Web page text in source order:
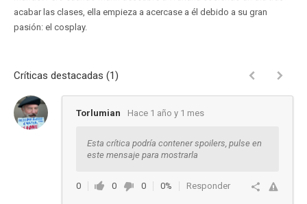
acabar las clases, ella empieza a acercase a él debido a su gran
pasión: el cosplay.
Críticas destacadas (1)
Torlumian Hace 1 año y 1 mes
Esta crítica podría contener spoilers, pulse en
este mensaje para mostrarla
0 0 0 0% Responder